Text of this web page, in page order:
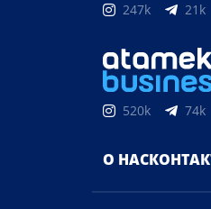
247k 21k
520k 74k
О НАС